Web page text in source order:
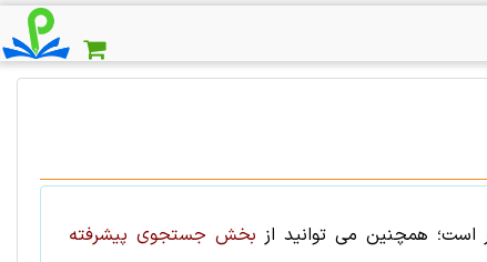
است؛ همچنین می توانید از بخش جستجوی پیشرفته